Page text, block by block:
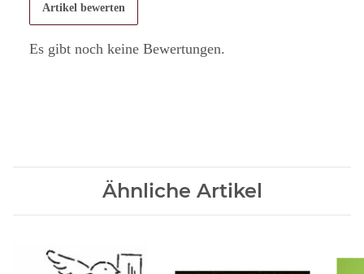
Artikel bewerten
Es gibt noch keine Bewertungen.
Ähnliche Artikel